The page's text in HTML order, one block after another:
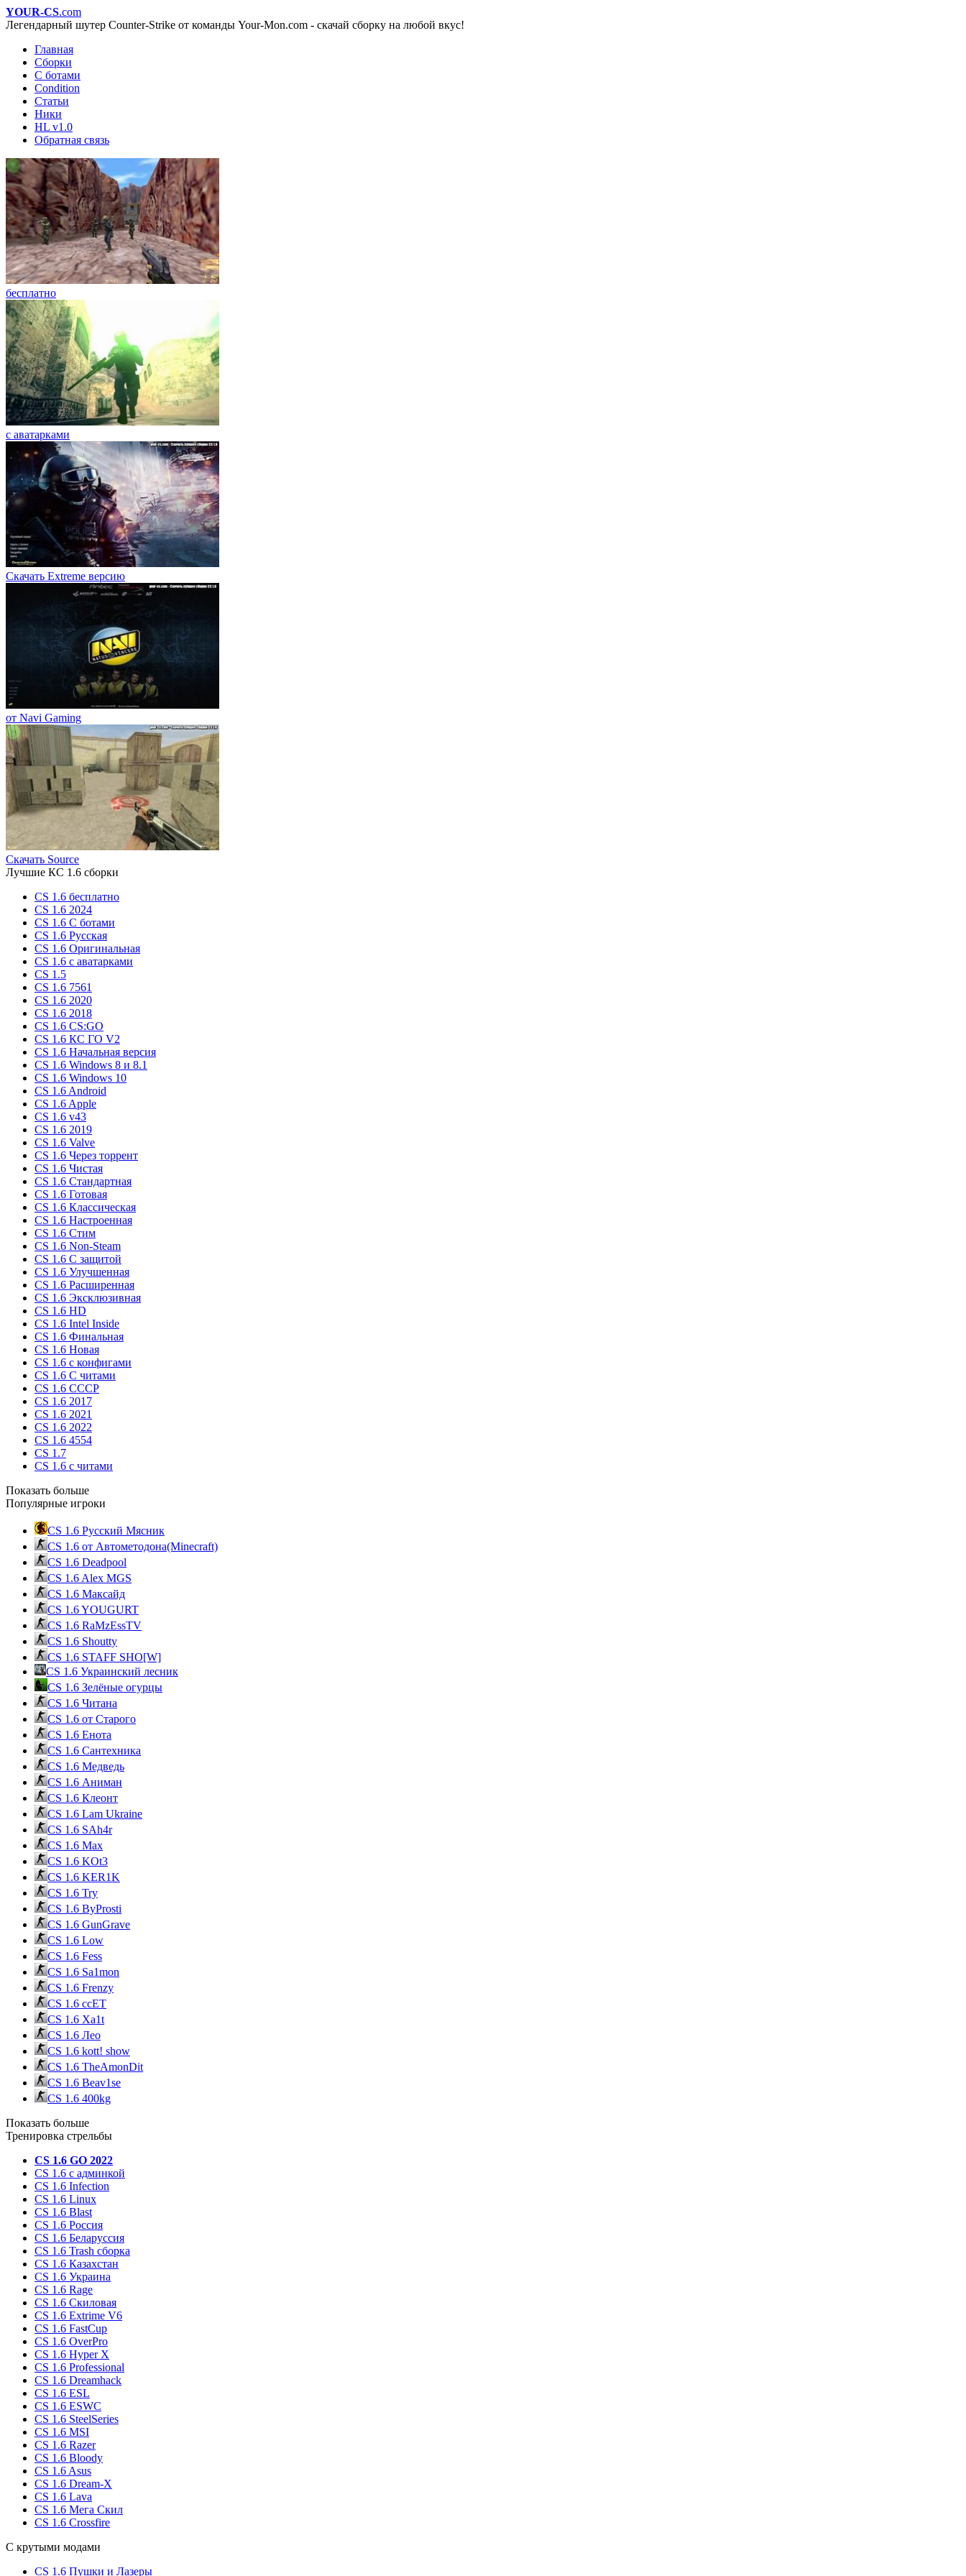
YOUR-CS.com
Легендарный шутер Counter-Strike от команды Your-Mon.com - скачай сборку на любой вкус!
Главная
Сборки
С ботами
Condition
Статьи
Ники
HL v1.0
Обратная связь
бесплатно
с аватарками
Скачать Extreme версию
от Navi Gaming
Скачать Source
Лучшие КС 1.6 сборки
CS 1.6 бесплатно
CS 1.6 2024
CS 1.6 С ботами
CS 1.6 Русская
CS 1.6 Оригинальная
CS 1.6 c аватарками
CS 1.5
CS 1.6 7561
CS 1.6 2020
CS 1.6 2018
CS 1.6 CS:GO
CS 1.6 КС ГО V2
CS 1.6 Начальная версия
CS 1.6 Windows 8 и 8.1
CS 1.6 Windows 10
CS 1.6 Android
CS 1.6 Apple
CS 1.6 v43
CS 1.6 2019
CS 1.6 Valve
CS 1.6 Через торрент
CS 1.6 Чистая
CS 1.6 Стандартная
CS 1.6 Готовая
CS 1.6 Классическая
CS 1.6 Настроенная
CS 1.6 Стим
CS 1.6 Non-Steam
CS 1.6 C защитой
CS 1.6 Улучшенная
CS 1.6 Расширенная
CS 1.6 Эксклюзивная
CS 1.6 HD
CS 1.6 Intel Inside
CS 1.6 Финальная
CS 1.6 Новая
CS 1.6 с конфигами
CS 1.6 С читами
CS 1.6 CCCP
CS 1.6 2017
CS 1.6 2021
CS 1.6 2022
CS 1.6 4554
CS 1.7
CS 1.6 с читами
Показать больше
Популярные игроки
CS 1.6 Русский Мясник
CS 1.6 от Автометодона(Minecraft)
CS 1.6 Deadpool
CS 1.6 Alex MGS
CS 1.6 Максайд
CS 1.6 YOUGURT
CS 1.6 RaMzEssTV
CS 1.6 Shoutty
CS 1.6 STAFF SHO[W]
CS 1.6 Украинский лесник
CS 1.6 Зелёные огурцы
CS 1.6 Читана
CS 1.6 от Cтарого
CS 1.6 Енота
CS 1.6 Сантехника
CS 1.6 Медведь
CS 1.6 Аниман
CS 1.6 Клеонт
CS 1.6 Lam Ukraine
CS 1.6 SAh4r
CS 1.6 Max
CS 1.6 KOt3
CS 1.6 KER1K
CS 1.6 Try
CS 1.6 ByProsti
CS 1.6 GunGrave
CS 1.6 Low
CS 1.6 Fess
CS 1.6 Sa1mon
CS 1.6 Frenzy
CS 1.6 ccET
CS 1.6 Xa1t
CS 1.6 Лео
CS 1.6 kott! show
CS 1.6 TheAmonDit
CS 1.6 Beav1se
CS 1.6 400kg
Показать больше
Тренировка стрельбы
CS 1.6 GO 2022
CS 1.6 с админкой
CS 1.6 Infection
CS 1.6 Linux
CS 1.6 Blast
CS 1.6 Россия
CS 1.6 Беларуссия
CS 1.6 Trash сборка
CS 1.6 Казахстан
CS 1.6 Украина
CS 1.6 Rage
CS 1.6 Скиловая
CS 1.6 Extrime V6
CS 1.6 FastCup
CS 1.6 OverPro
CS 1.6 Hyper X
CS 1.6 Professional
CS 1.6 Dreamhack
CS 1.6 ESL
CS 1.6 ESWC
CS 1.6 SteelSeries
CS 1.6 MSI
CS 1.6 Razer
CS 1.6 Bloody
CS 1.6 Asus
CS 1.6 Dream-X
CS 1.6 Lava
CS 1.6 Мега Скил
CS 1.6 Crossfire
С крутыми модами
CS 1.6 Пушки и Лазеры